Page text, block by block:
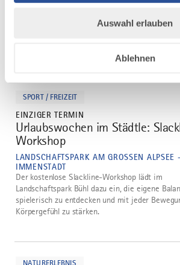
Auswahl erlauben
Ablehnen
entdecken. Im Anschluss wird gemeinsam ein
SPORT / FREIZEIT
EINZIGER TERMIN
2
Urlaubswochen im Städtle:
Workshop
LANDSCHAFTSPARK AM GROSSEN ALPSEE
MMENSTADT
Der kostenlose Slackline-Workshop lädt im
Landschaftspark Bühl dazu ein, die eigene
spielerisch zu entdecken und mit jeder
Körpergefühl zu stärken.
NATURERLEBNIS